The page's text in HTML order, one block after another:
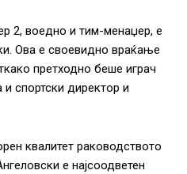
2, воедно и тим-менаџер, е
Ова е своевидно враќање
претходно беше играч
спортски директор и
квалитет раководството
е најсоодветен